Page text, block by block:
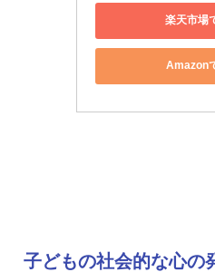
楽天市場
Amazon
子どもの社会的な心の